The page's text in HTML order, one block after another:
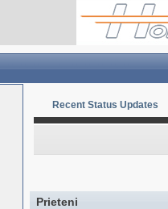
Recent Status Updates
Prieteni